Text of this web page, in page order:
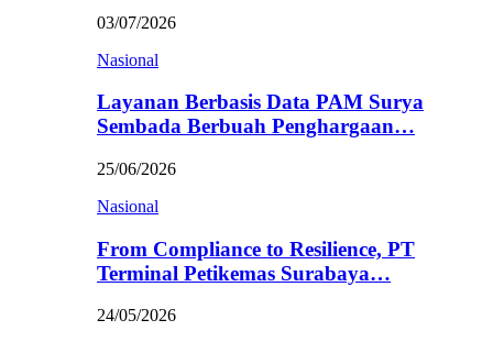
03/07/2026
Nasional
Layanan Berbasis Data PAM Surya
Sembada Berbuah Penghargaan…
25/06/2026
Nasional
From Compliance to Resilience, PT
Terminal Petikemas Surabaya…
24/05/2026